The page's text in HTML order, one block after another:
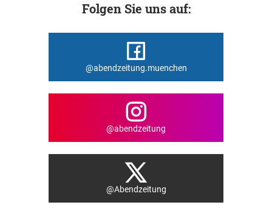
Folgen Sie uns auf:
@abendzeitung.muenchen
@abendzeitung
@Abendzeitung